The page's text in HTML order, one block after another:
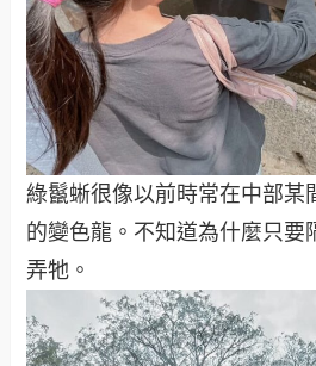
綠鬣蜥很像以前時常在中部某
的變色龍。不知道為什麼只要
弄牠。